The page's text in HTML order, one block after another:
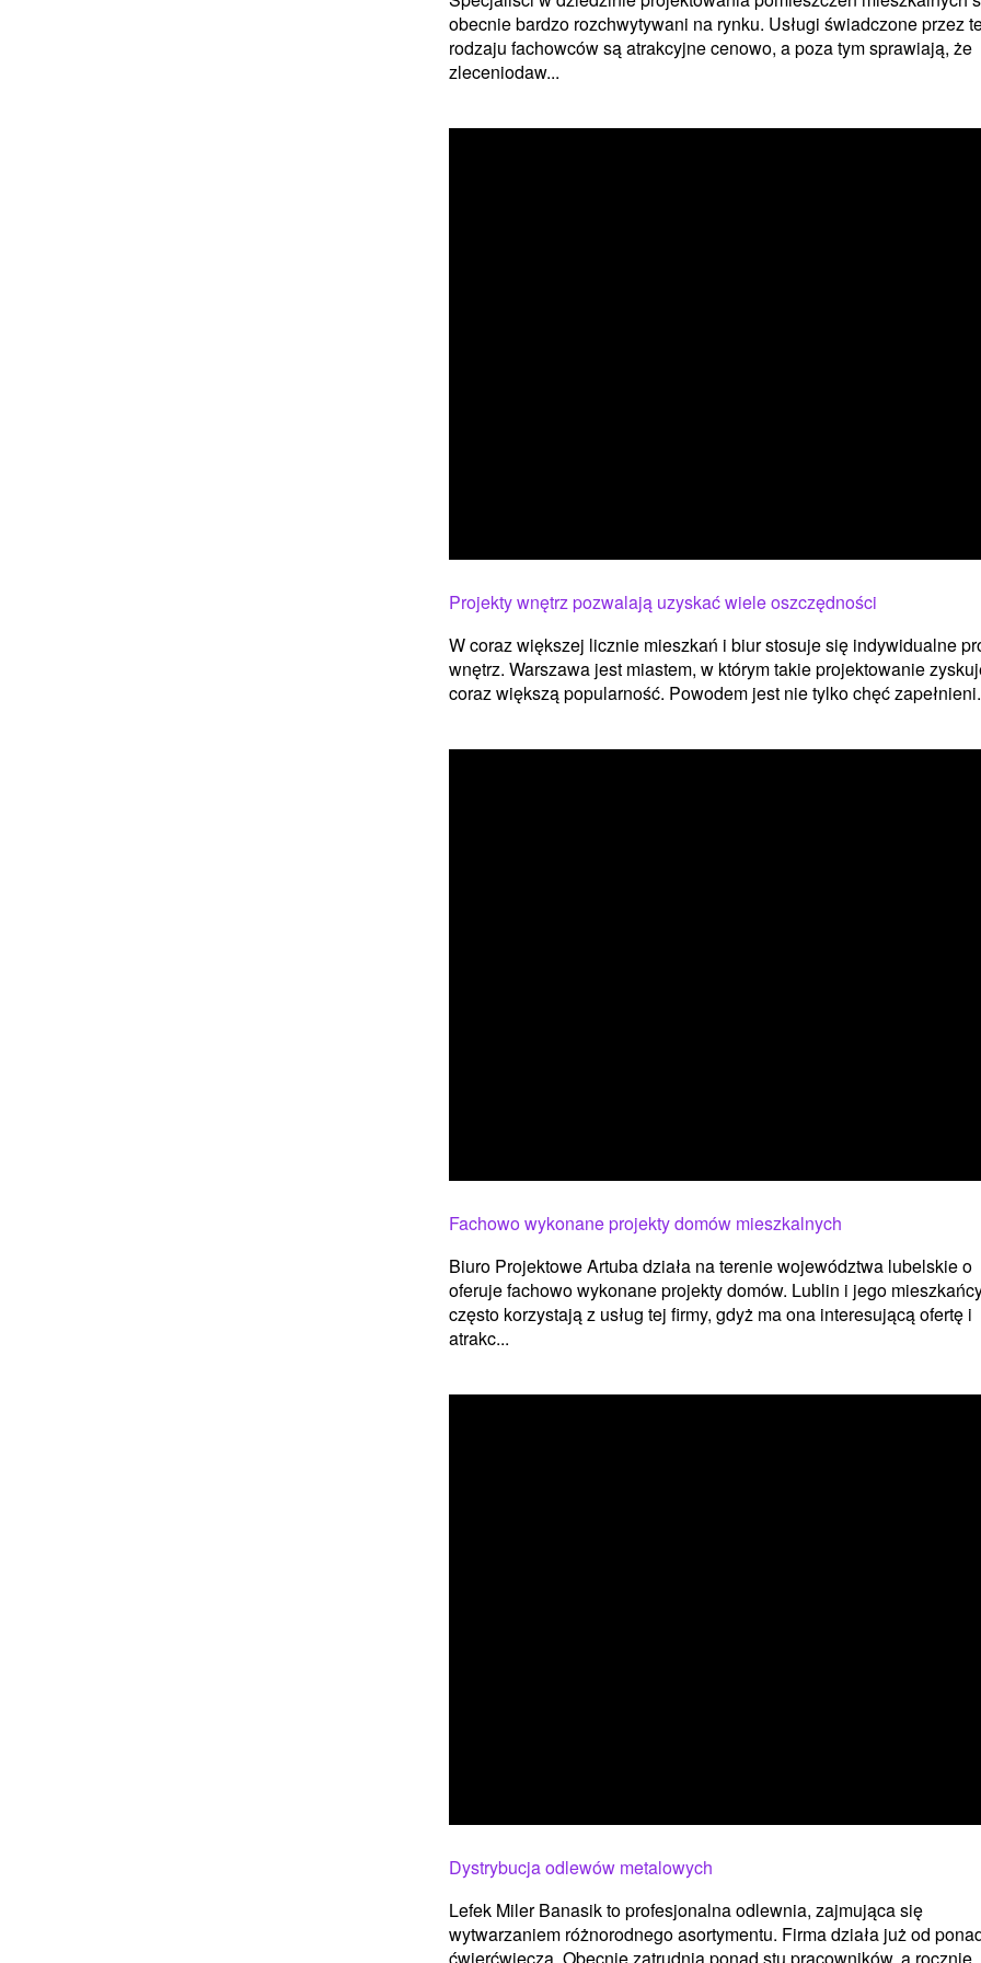
obecnie bardzo rozchwytywani na rynku. Usługi świadczone przez
rodzaju fachowców są atrakcyjne cenowo, a poza tym sprawiają, że
zleceniodaw...
Projekty wnętrz pozwalają uzyskać wiele oszczędności
W coraz większej licznie mieszkań i biur stosuje się indywidualne
wnętrz. Warszawa jest miastem, w którym takie projektowanie
coraz większą popularność. Powodem jest nie tylko chęć
Fachowo wykonane projekty domów mieszkalnych
Biuro Projektowe Artuba działa na terenie województwa lubelskie o
oferuje fachowo wykonane projekty domów. Lublin i jego
często korzystają z usług tej firmy, gdyż ma ona interesującą ofertę i
atrakc...
Dystrybucja odlewów metalowych
Lefek Miler Banasik to profesjonalna odlewnia, zajmująca się
wytwarzaniem różnorodnego asortymentu. Firma działa już od